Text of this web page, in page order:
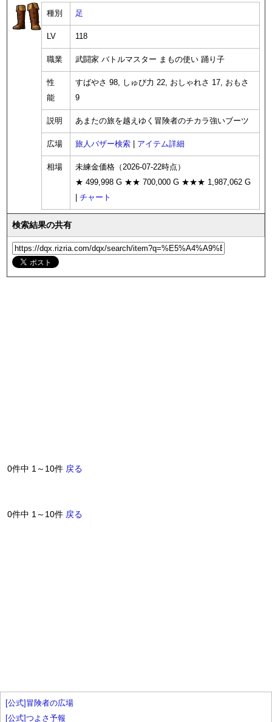
種別 足
LV 118
職業 武闘家 バトルマスター まもの使い 踊り子
性
能
すばやさ 98, しゅび力 22, おしゃれさ 17, おもさ
9
説明 あまたの旅を越えゆく冒険者のチカラ強いブーツ
広場 旅人バザー検索 アイテム詳細
相場
未練金価格（2026-07-22時点）
★ 499,998 G ★★ 700,000 G ★★★ 1,987,062 G
チャート
検索結果の共有
0件中 1～10件 戻る
0件中 1～10件 戻る
[公式]冒険者の広場
[公式]つよさ予報